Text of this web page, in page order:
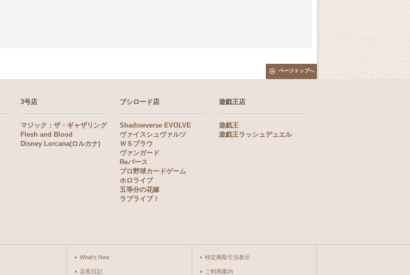
ページトップへ
3号店
マジック：ザ・ギャザリング
Flesh and Blood
Disney Lorcana(ロルカナ)
ブシロード店
Shadowverse EVOLVE
ヴァイスシュヴァルツ
ＷＳブラウ
ヴァンガード
Reバース
プロ野球カードゲーム
ホロライブ
五等分の花嫁
ラブライブ！
遊戯王店
遊戯王
遊戯王ラッシュデュエル
What's New
店長日記
特定商取引法表示
ご利用案内